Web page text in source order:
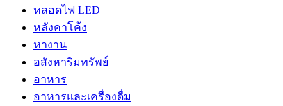
หลอดไฟ LED
หลังคาโค้ง
หางาน
อสังหาริมทรัพย์
อาหาร
อาหารและเครื่องดื่ม